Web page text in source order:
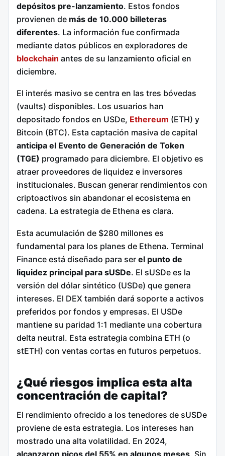
depósitos pre-lanzamiento. Estos fondos
provienen de más de 10.000 billeteras
diferentes. La información fue confirmada
mediante datos públicos en exploradores de
blockchain antes de su lanzamiento oficial en
diciembre.
El interés masivo se centra en las tres bóvedas
(vaults) disponibles. Los usuarios han
depositado fondos en USDe, Ethereum (ETH) y
Bitcoin (BTC). Esta captación masiva de capital
anticipa el Evento de Generación de Token
(TGE) programado para diciembre. El objetivo es
atraer proveedores de liquidez e inversores
institucionales. Buscan generar rendimientos con
criptoactivos sin abandonar el ecosistema en
cadena. La estrategia de Ethena es clara.
Esta acumulación de $280 millones es
fundamental para los planes de Ethena. Terminal
Finance está diseñado para ser el punto de
liquidez principal para sUSDe. El sUSDe es la
versión del dólar sintético (USDe) que genera
intereses. El DEX también dará soporte a activos
preferidos por fondos y empresas. El USDe
mantiene su paridad 1:1 mediante una cobertura
delta neutral. Esta estrategia combina ETH (o
stETH) con ventas cortas en futuros perpetuos.
¿Qué riesgos implica esta alta
concentración de capital?
El rendimiento ofrecido a los tenedores de sUSDe
proviene de esta estrategia. Los intereses han
mostrado una alta volatilidad. En 2024,